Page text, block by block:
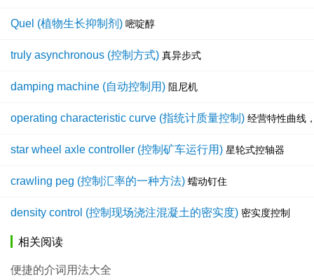
Quel (植物生长抑制剂) 嘧啶醇
truly asynchronous (控制方式) 真异步式
damping machine (自动控制用) 阻尼机
operating characteristic curve (指统计质量控制) 经营特性曲线
star wheel axle controller (控制矿车运行用) 星轮式控轴器
crawling peg (控制汇率的一种方法) 蠕动钉住
density control (控制现场浇注混凝土的密实度) 密实度控制
相关阅读
便捷的介词用法大全